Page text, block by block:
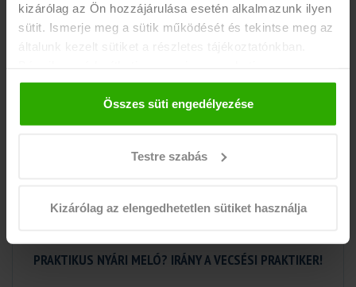
kizárólag az Ön hozzájárulása esetén alkalmazunk ilyen
sütit. Ismerje meg a sütik működését és tekintse meg az
általunk kezelt sütiket a részletes tájékoztatónkban.
hozzájárulását a weboldalunk láblécében található "Süti
tájékoztató" feliratra kattintva.
Összes süti engedélyezése
Testre szabás
Kizárólag az elengedhetetlen sütiket használja
DOLGOZZ, FEJLŐDJ, PIZZÁZZ - JELENTKEZZ A PIZZA
HUTHOZ!
óra). Ünnepnapokon dupla bér!
PRAKTIKUS NYÁRI MELÓ? IRÁNY A VECSÉSI PRAKTIKER!